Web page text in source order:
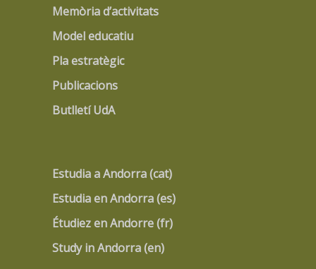
Memòria d’activitats
Model educatiu
Pla estratègic
Publicacions
Butlletí UdA
Estudia a Andorra (cat)
Estudia en Andorra (es)
Étudiez en Andorre (fr)
Study in Andorra (en)